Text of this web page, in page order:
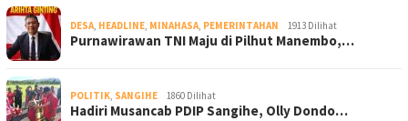
DESA, HEADLINE, MINAHASA, PEMERINTAHAN 1913 Dilihat
Purnawirawan TNI Maju di Pilhut Manembo,…
POLITIK, SANGIHE 1860 Dilihat
Hadiri Musancab PDIP Sangihe, Olly Dondo…